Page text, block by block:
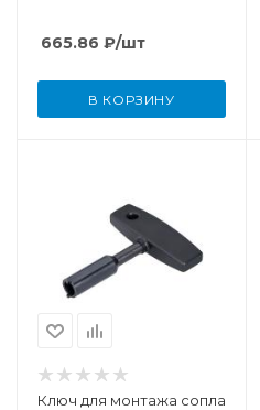
665.86 ₽/шт
В КОРЗИНУ
Ключ для монтажа сопла